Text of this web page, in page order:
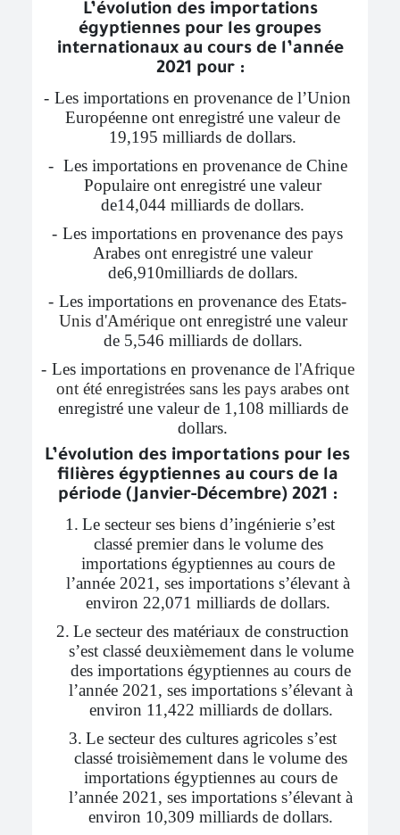
L’évolution des importations
égyptiennes pour les groupes
internationaux au cours de l’année
2021 pour :
- Les importations en provenance de l’Union
Européenne ont enregistré une valeur de
19,195 milliards de dollars.
- Les importations en provenance de Chine
Populaire ont enregistré une valeur
de14,044 milliards de dollars.
- Les importations en provenance des pays
Arabes ont enregistré une valeur
de6,910milliards de dollars.
- Les importations en provenance des Etats-
Unis d'Amériqueont enregistré une valeur
de 5,546 milliards de dollars.
- Les importations en provenance de l'Afrique
ont été enregistrées sans les pays arabes ont
enregistré une valeur de 1,108 milliards de
dollars.
L’évolution des importations pour les
filières égyptiennes au cours de la
période (Janvier-Décembre) 2021 :
1. Le secteur ses biens d’ingénierie s’est
classé premier dans le volume des
importations égyptiennes au cours de
l’année 2021, ses importations s’élevant à
environ 22,071 milliards de dollars.
2. Le secteur des matériaux de construction
s’est classé deuxièmement dans le volume
des importations égyptiennes au cours de
l’année 2021, ses importations s’élevant à
environ 11,422 milliards de dollars.
3. Le secteur des cultures agricoles s’est
classé troisièmement dans le volume des
importations égyptiennes au cours de
l’année 2021, ses importations s’élevant à
environ 10,309 milliards de dollars.